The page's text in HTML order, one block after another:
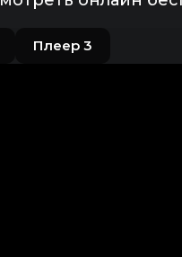
Плеер 3